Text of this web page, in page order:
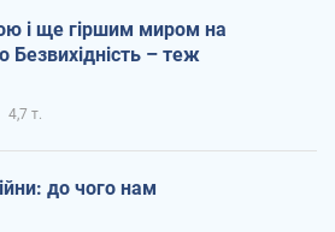
і ще гіршим миром на
Безвихідність – теж
4,7 т.
до чого нам